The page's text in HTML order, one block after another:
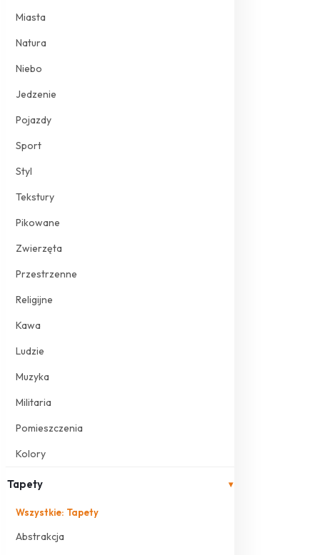
Miasta
Natura
Niebo
Jedzenie
Pojazdy
Sport
Styl
Tekstury
Pikowane
Zwierzęta
Przestrzenne
Religijne
Kawa
Ludzie
Muzyka
Militaria
Pomieszczenia
Kolory
Tapety ▾
Wszystkie: Tapety
Abstrakcja